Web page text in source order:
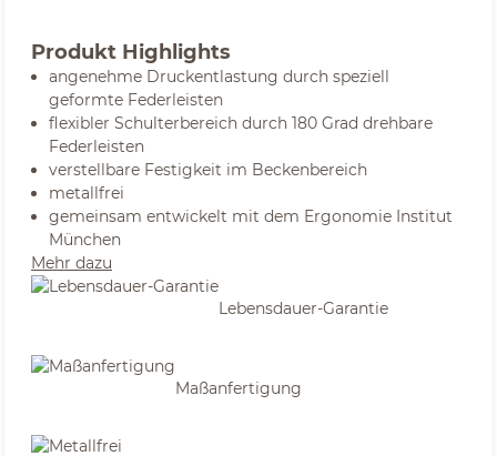
Produkt Highlights
angenehme Druckentlastung durch speziell
geformte Federleisten
flexibler Schulterbereich durch 180 Grad drehbare
Federleisten
verstellbare Festigkeit im Beckenbereich
metallfrei
gemeinsam entwickelt mit dem Ergonomie Institut
München
Mehr dazu
Lebensdauer-Garantie
Maßanfertigung